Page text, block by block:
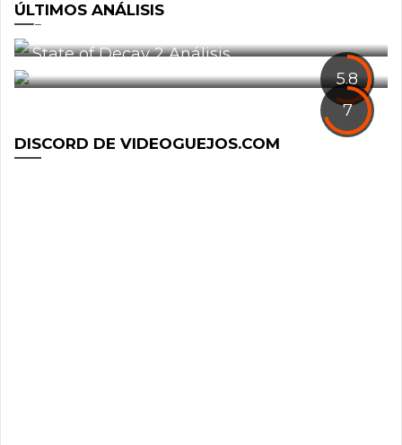
ÚLTIMOS ANÁLISIS
5.8
Análisis: Defiance 2050
7
State of Decay 2 Análisis 1
DISCORD DE VIDEOGUEJOS.COM